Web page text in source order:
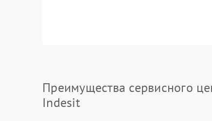
Преимущества сервисного
Indesit